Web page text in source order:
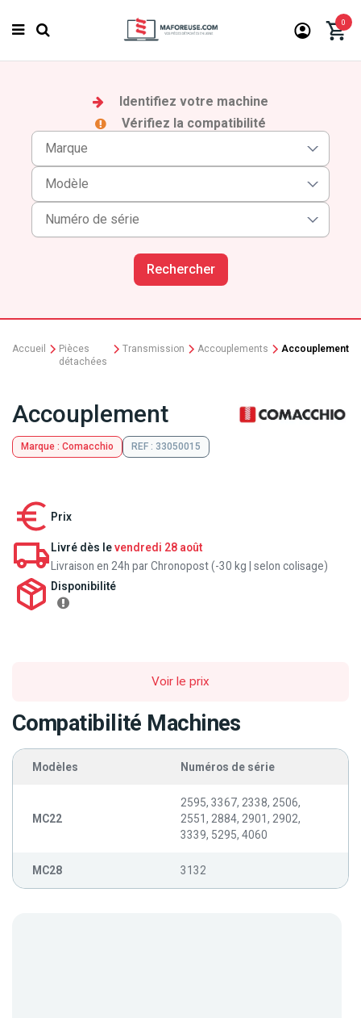
0
Identifiez votre machine
Vérifiez la compatibilité
Rechercher
Accueil
Pièces
détachées
Transmission Accouplements Accouplement
Accouplement
Marque : Comacchio REF : 33050015
Prix
Livré dès levendredi 28 août
Livraison en 24h par Chronopost (-30 kg | selon colisage)
Disponibilité
Voir le prix
Compatibilité Machines
Modèles Numéros de série
MC22
2595, 3367, 2338, 2506,
2551, 2884, 2901, 2902,
3339, 5295, 4060
MC28 3132